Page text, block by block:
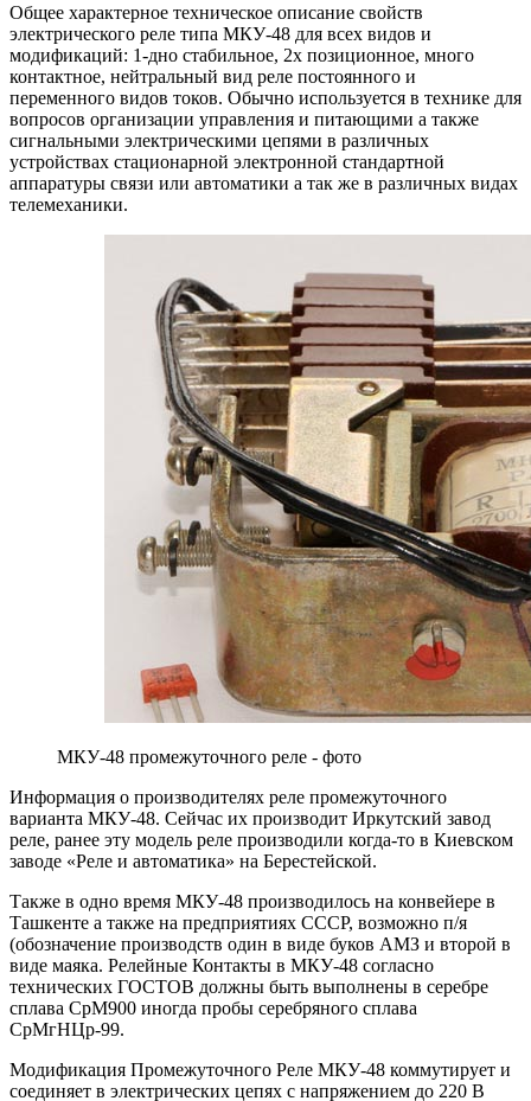
Общее характерное техническое описание свойств
электрического реле типа МКУ-48 для всех видов и
модификаций: 1-дно стабильное, 2х позиционное, много
контактное, нейтральный вид реле постоянного и
переменного видов токов. Обычно используется в технике для
вопросов организации управления и питающими а также
сигнальными электрическими цепями в различных
устройствах стационарной электронной стандартной
аппаратуры связи или автоматики а так же в различных видах
телемеханики.
МКУ-48 промежуточного реле - фото
Информация о производителях реле промежуточного
варианта МКУ-48. Сейчас их производит Иркутский завод
реле, ранее эту модель реле производили когда-то в Киевском
заводе «Реле и автоматика» на Берестейской.
Также в одно время МКУ-48 производилось на конвейере в
Ташкенте а также на предприятиях СССР, возможно п/я
(обозначение производств один в виде буков АМЗ и второй в
виде маяка. Релейные Контакты в МКУ-48 согласно
технических ГОСТОВ должны быть выполнены в серебре
сплава СрМ900 иногда пробы серебряного сплава
СрМгНЦр-99.
Модификация Промежуточного Реле МКУ-48 коммутирует и
соединяет в электрических цепях с напряжением до 220 В